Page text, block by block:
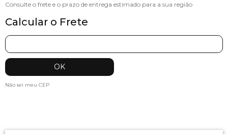
Calcular o Frete
Não sei meu CEP